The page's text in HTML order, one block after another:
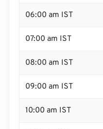
06:00 am IST
07:00 am IST
08:00 am IST
09:00 am IST
10:00 am IST